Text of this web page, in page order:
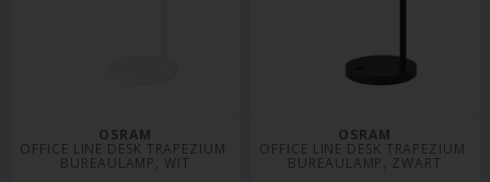
OSRAM
OFFICE LINE DESK TRAPEZIUM
BUREAULAMP, WIT
OSRAM
OFFICE LINE DESK TRAPEZIUM
BUREAULAMP, ZWART